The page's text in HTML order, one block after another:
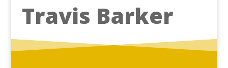
Travis Barker